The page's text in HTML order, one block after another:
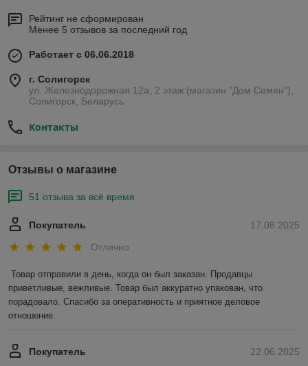
Рейтинг не сформирован
Менее 5 отзывов за последний год
Работает с 06.06.2018
г. Солигорск
ул. Железнодорожная 12а, 2 этаж (магазин "Дом Семян"),
Солигорск, Беларусь
Контакты
Отзывы о магазине
51 отзыва за всё время
17.08.2025
Покупатель
Отлично
Товар отправили в день, когда он был заказан. Продавцы
приветливые, вежливые. Товар был аккуратно упакован, что
порадовало. Спасибо за оперативность и приятное деловое
отношение.
22.06.2025
Покупатель